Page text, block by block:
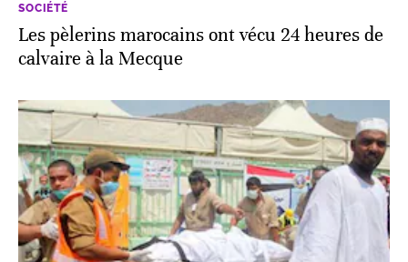
SOCIÉTÉ
Les pèlerins marocains ont vécu 24 heures de
calvaire à la Mecque